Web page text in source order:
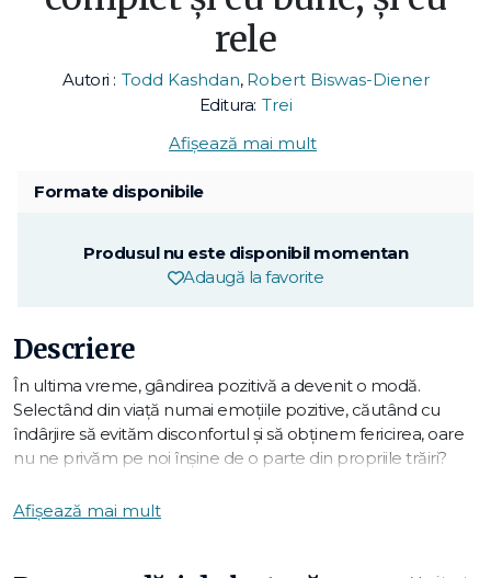
rele
Autori : Todd Kashdan, Robert Biswas-Diener
Editura: Trei
Afișează mai mult
Formate disponibile
Produsul nu este disponibil momentan
Adaugă la favorite
Descriere
În ultima vreme, gândirea pozitivă a devenit o modă.
Selectând din viaţă numai emoţiile pozitive, căutând cu
îndârjire să evităm disconfortul şi să obţinem fericirea, oare
nu ne privăm pe noi înşine de o parte din propriile trăiri?
machiavelice deopotrivă, nu doar nişte măşti cu zâmbetul
Afișează mai mult